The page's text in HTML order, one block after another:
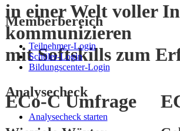
in einer Welt voller
kommunizieren
mitSoftskillszum
ECo-C Umfrage
Memberbereich
Teilnehmer-Login
Schüler-Login
Bildungscenter-Login
Analysecheck
Analysecheck starten